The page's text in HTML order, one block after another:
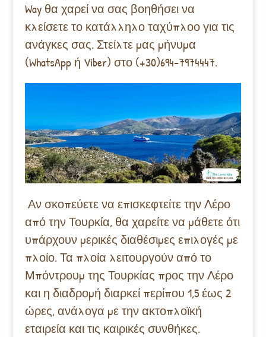
Way θα χαρεί να σας βοηθήσει να
κλείσετε το κατάλληλο ταχύπλοο για τις
ανάγκες σας. Στείλτε μας μήνυμα
(WhatsApp ή Viber) στο (+30)694-7974447.
Αν σκοπεύετε να επισκεφτείτε την Λέρο
από την Τουρκία, θα χαρείτε να μάθετε ότι
υπάρχουν μερικές διαθέσιμες επιλογές με
πλοίο. Τα πλοία λειτουργούν από το
Μπόντρουμ της Τουρκίας προς την Λέρο
και η διαδρομή διαρκεί περίπου 1,5 έως 2
ώρες, ανάλογα με την ακτοπλοϊκή
εταιρεία και τις καιρικές συνθήκες.